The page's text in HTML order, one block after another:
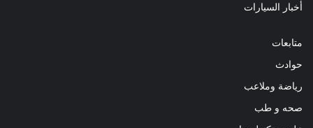
أخبار السيارات
متابعات
حوادث
رياضة وملاعب
صحه و طب